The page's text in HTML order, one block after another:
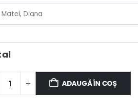
ADAUGĂ ÎN COȘ